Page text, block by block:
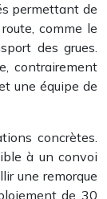
permettant de
comme le
des grues.
contrairement
une équipe de
concrètes.
à un convoi
une remorque
de 30